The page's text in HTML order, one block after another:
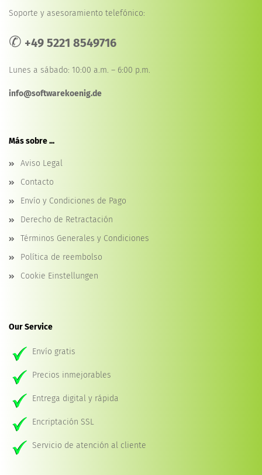
Soporte y asesoramiento telefónico:
✆ +49 5221 8549716
Lunes a sábado: 10:00 a.m. – 6:00 p.m.
info@softwarekoenig.de
Más sobre ...
Aviso Legal
Contacto
Envío y Condiciones de Pago
Derecho de Retractación
Términos Generales y Condiciones
Política de reembolso
Cookie Einstellungen
Our Service
Envío gratis
Precios inmejorables
Entrega digital y rápida
Encriptación SSL
Servicio de atención al cliente